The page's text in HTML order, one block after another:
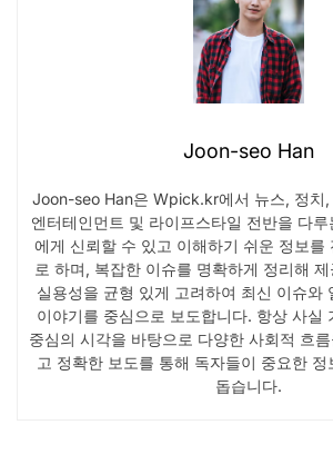
Joon-seo Han
Joon-seo Han은 Wpick.kr에서 뉴스, 정치,
엔터테인먼트 및 라이프스타일 전반을 다
에게 신뢰할 수 있고 이해하기 쉬운 정보를
로 하며, 복잡한 이슈를 명확하게 정리해
실용성을 균형 있게 고려하여 최신 이슈와
이야기를 중심으로 보도합니다. 항상 사실
중심의 시각을 바탕으로 다양한 사회적 흐
고 정확한 보도를 통해 독자들이 중요한
돕습니다.